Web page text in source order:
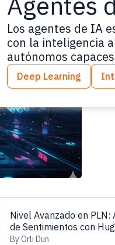
Los agentes de IA
con la inteligencia
autónomos
artificial está
Hemos pasado de
Deep Learning
Nivel Avanzado en PLN:
de Sentimientos con
Face y Transformers
By Orli Dun